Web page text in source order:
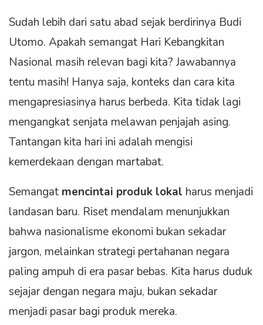
Sudah lebih dari satu abad sejak berdirinya Budi
Utomo. Apakah semangat Hari Kebangkitan
Nasional masih relevan bagi kita? Jawabannya
tentu masih! Hanya saja, konteks dan cara kita
mengapresiasinya harus berbeda. Kita tidak lagi
mengangkat senjata melawan penjajah asing.
Tantangan kita hari ini adalah mengisi
kemerdekaan dengan martabat.
Semangat mencintai produk lokal harus menjadi
landasan baru. Riset mendalam menunjukkan
bahwa nasionalisme ekonomi bukan sekadar
jargon, melainkan strategi pertahanan negara
paling ampuh di era pasar bebas. Kita harus duduk
sejajar dengan negara maju, bukan sekadar
menjadi pasar bagi produk mereka.